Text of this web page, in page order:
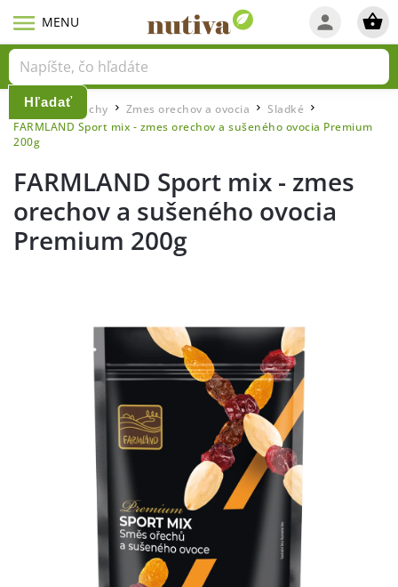
Hľadať
Domov / Orechy Zmes orechov a ovocia / Sladké /
FARMLAND Sport mix - zmes orechov a sušeného ovocia Premium
200g
FARMLAND Sport mix - zmes
orechov a sušeného ovocia
Premium 200g